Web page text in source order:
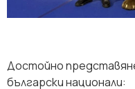
Достойно
български национали: